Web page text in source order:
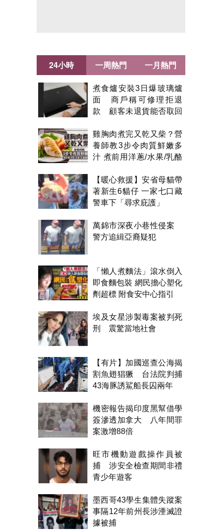
24小時
煮食爐安裝3日爆玻璃爐
面 商戶稱可修理拒退
款 顧客未退貨能否取回
雞胸肉煮完又乾又柴？營
養師教3步令肉質鮮嫩多
汁 煮前用洋蔥/水果/乳酪
【暖心救援】安省母貓帶
著新生6貓仔 一家七口藏
警車下「尋求庇護」
萬錦市深夜小巷性侵案
警方追緝亞裔疑犯
「懶人煮麵法」滾水倒入
即食麵包裝 網民擔心塑化
劑超標 附食安中心指引
埃及女星涉製毒案被判死
刑 震驚當地社會
【有片】加國巡查公海揭
割魚翅猖獗 台法院判捕
43海豚誘鯊船長囚兩年
機密報告揭印度黑幫借學
簽滲透加拿大 八年間罪
案激增88倍
旺市機動遊戲操作員被
捕 涉安全檢查期間非禮
青少年遊客
墨西哥43學生集體失蹤案
事隔12年前州長涉湮滅證
據被捕
一周熱門 一月熱門